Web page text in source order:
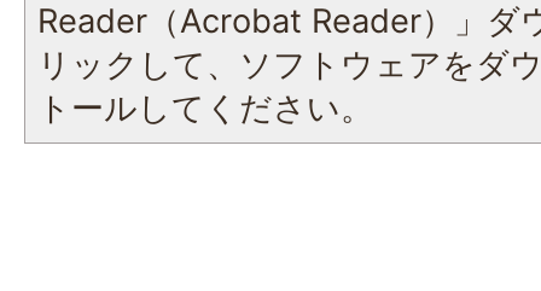
Reader（Acrobat Reader）」ダ
リックして、ソフトウェアをダ
トールしてください。